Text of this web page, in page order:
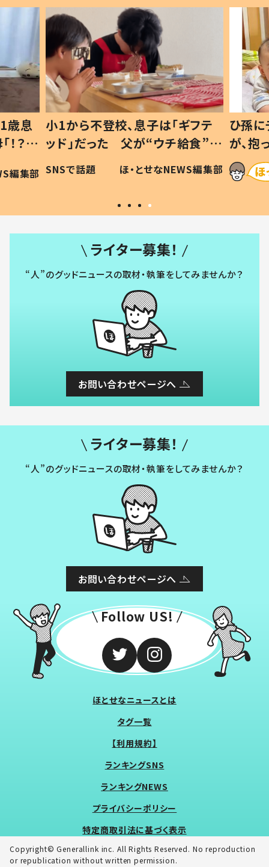
歳息
？」
編集部
小1から不登校、息子は「ギフテ
ッド」だった 父が“ウチ給食”を
作り続ける理由とは #令和の親
#令和の子
SNSで話題 ほ・とせなNEWS編集部
ひ孫
が、
「涙が
い」
ライター募集！
“人”のグッドニュースの取材・執筆をしてみませんか？
お問い合わせページへ
ライター募集！
“人”のグッドニュースの取材・執筆をしてみませんか？
お問い合わせページへ
Follow US!
ほとせなニュースとは
タグ一覧
【利用規約】
ランキングSNS
ランキングNEWS
プライバシーポリシー
特定商取引法に基づく表示
Copyright© Generallink inc. All Rights Reserved. No reproduction
or republication without written permission.